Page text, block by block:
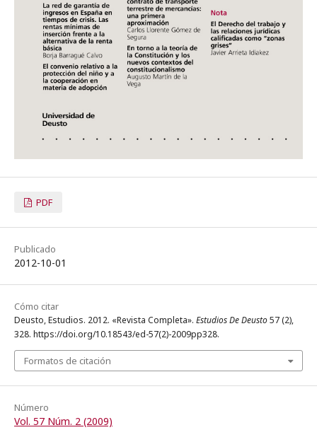
PDF
Publicado
2012-10-01
Cómo citar
Deusto, Estudios. 2012. «Revista Completa». Estudios De Deusto57 (2),
328. https://doi.org/10.18543/ed-57(2)-2009pp328.
Formatos de citación
Número
Vol. 57 Núm. 2 (2009)